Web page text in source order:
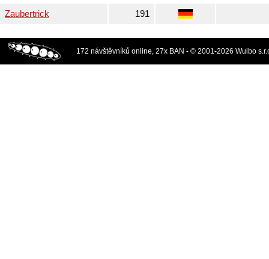
Zaubertrick 191
172 návštěvníků online, 27x BAN - © 2001-2026 Wulbo